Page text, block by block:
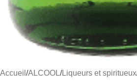
Accueil ALCOOL Liqueurs et spiritueux